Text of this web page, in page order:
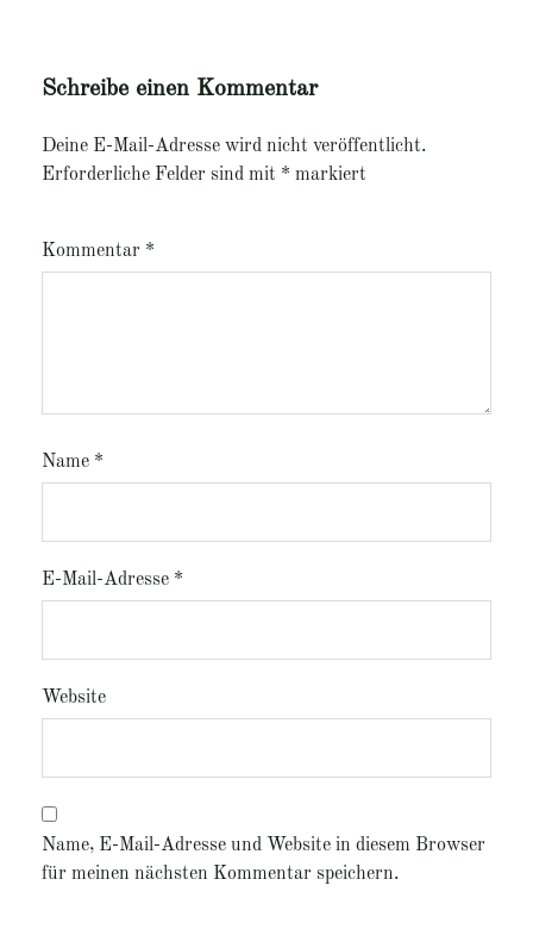
Schreibe einen Kommentar
Deine E-Mail-Adresse wird nicht veröffentlicht.
Erforderliche Felder sind mit * markiert
Kommentar *
Name *
E-Mail-Adresse *
Website
Name, E-Mail-Adresse und Website in diesem Browser
für meinen nächsten Kommentar speichern.